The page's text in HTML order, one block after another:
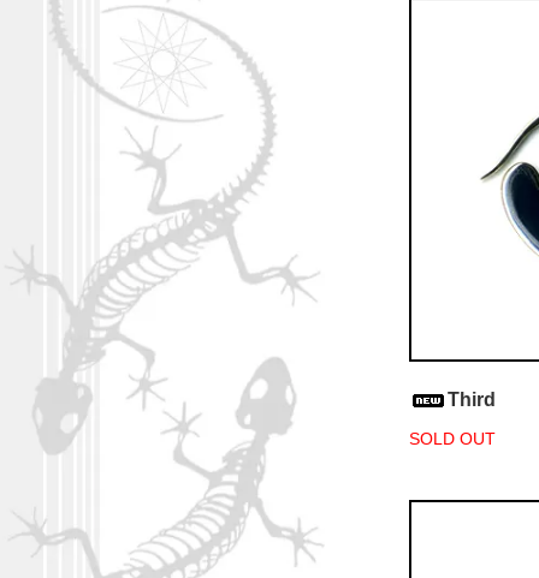
Third
SOLD OUT